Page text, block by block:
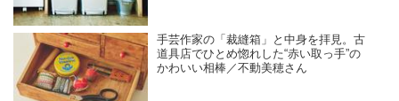
手芸作家の「裁縫箱」と中身を拝見。古
道具店でひとめ惚れした“赤い取っ手”の
かわいい相棒／不動美穂さん